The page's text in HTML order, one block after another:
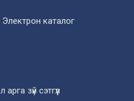
каталог
зүй сэтгүүл